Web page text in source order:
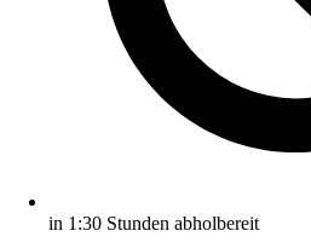
in 1:30 Stunden abholbereit